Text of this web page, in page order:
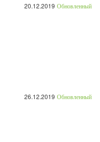
20.12.2019 Обновленный
26.12.2019 Обновленный